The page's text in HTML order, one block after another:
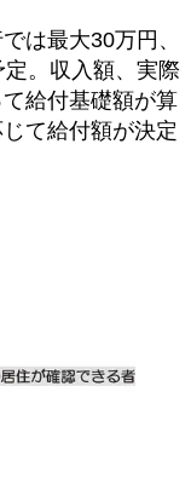
は最大30万円、
。収入額、実際
給付基礎額が算
て給付額が決定